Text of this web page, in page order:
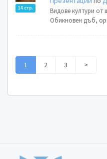
14 стр.
Видове култури от
Обикновен дъб,
1 2 3 >